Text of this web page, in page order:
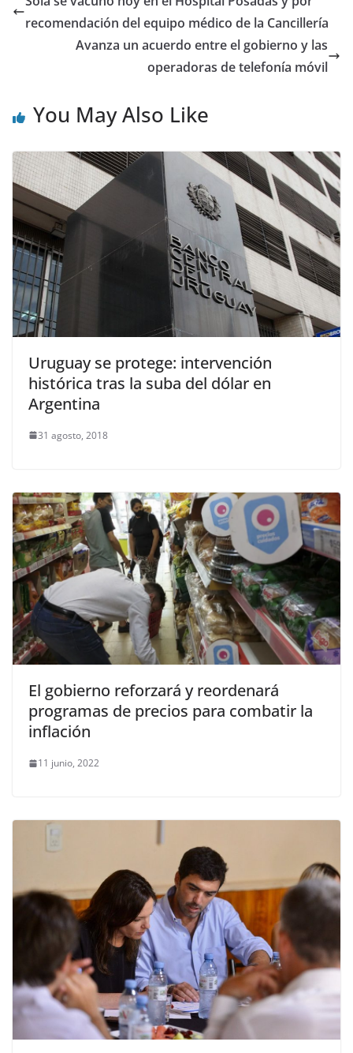
recomendación del equipo médico de la Cancillería
Avanza un acuerdo entre el gobierno y las
operadoras de telefonía móvil
You May Also Like
Uruguay se protege: intervención
histórica tras la suba del dólar en
Argentina
31 agosto, 2018
El gobierno reforzará y reordenará
programas de precios para combatir la
inflación
11 junio, 2022